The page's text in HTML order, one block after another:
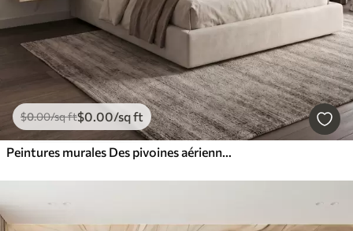
$0.00/sq ft$0.00/sq ft
Peintures murales Des pivoines aériennes aux douces nuances de beige poudré